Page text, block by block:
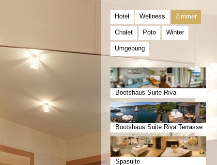
Hotel Wellness Zimmer
Chalet Poto Winter
Umgebung
Bootshaus Suite Riva
Bootshaus Suite Riva Terrasse
Spasuite